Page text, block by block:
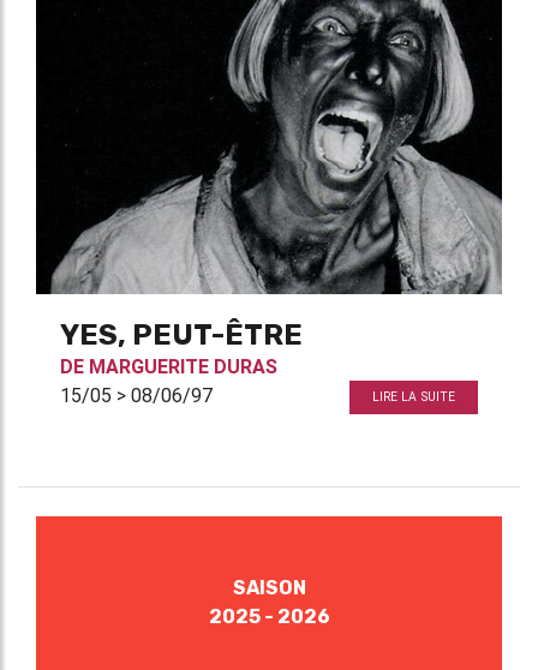
YES, PEUT-ÊTRE
DE MARGUERITE DURAS
15/05 > 08/06/97
LIRE LA SUITE
SAISON
2025 - 2026